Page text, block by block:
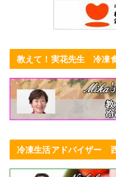
教えて！実花先生 冷凍
冷凍生活アドバイザー